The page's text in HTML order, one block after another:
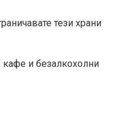
тези храни
кафе и безалкохолни